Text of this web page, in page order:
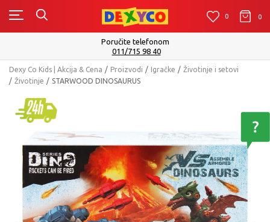
0 0 0
Poručite telefonom
011/715 98 40
Dexy Co Kids | Akcija & Cena Proizvodi Igračke
Životinje i setovi
Životinje
STARWOOD DINOSAURUS